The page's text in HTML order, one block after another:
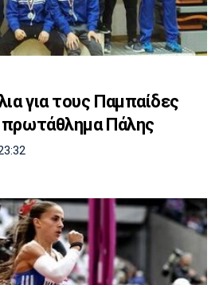
για τους Παμπαίδες
πρωτάθλημα Πάλης